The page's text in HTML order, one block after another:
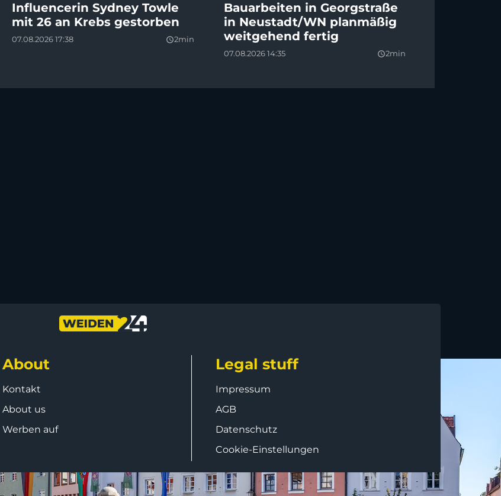
Influencerin Sydney Towle
mit 26 an Krebs gestorben
07.08.2026 17:38 query_builder2min
Bauarbeiten in Georgstraße
in Neustadt/WN planmäßig
weitgehend fertig
07.08.2026 14:35 query_builder2min
About
Kontakt
About us
Werben auf
Legal stuff
Impressum
AGB
Datenschutz
Cookie-Einstellungen